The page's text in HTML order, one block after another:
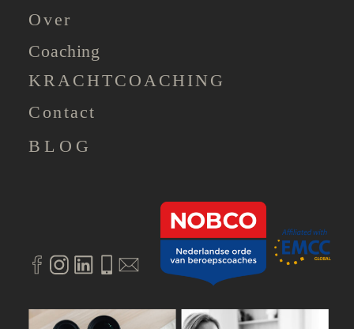
BLOG
KRACHTCOACHING
Contact
Coaching
Over